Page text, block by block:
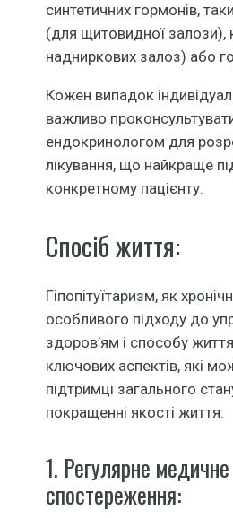
синтетичних гормонів,
(для щитовидної залози),
надниркових залоз) або
Кожен випадок
важливо
ендокринологом для
лікування, що найкраще
конкретному пацієнту.
Спосіб життя:
Гіпопітуїтаризм, як
особливого підходу до
здоров’ям і способу
ключових аспектів, які
підтримці загального
покращенні якості життя:
1. Регулярне медичне
спостереження: